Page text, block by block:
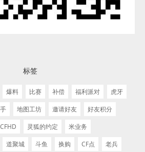
标签
爆料 比赛 补偿 福利派对
虎牙
地图工坊 邀请好友
好友积分
CFHD 灵狐的约定
米业务
道聚城 斗鱼 换购 CF点 老兵